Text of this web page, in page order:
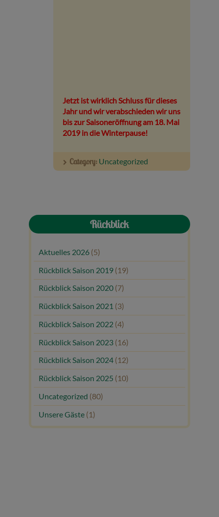
Jetzt ist wirklich Schluss für dieses
Jahr und wir verabschieden wir uns
bis zur Saisoneröffnung am 18. Mai
2019 in die Winterpause!
Category: Uncategorized
Rückblick
Aktuelles 2026 (5)
Rückblick Saison 2019 (19)
Rückblick Saison 2020 (7)
Rückblick Saison 2021 (3)
Rückblick Saison 2022 (4)
Rückblick Saison 2023 (16)
Rückblick Saison 2024 (12)
Rückblick Saison 2025 (10)
Uncategorized (80)
Unsere Gäste (1)